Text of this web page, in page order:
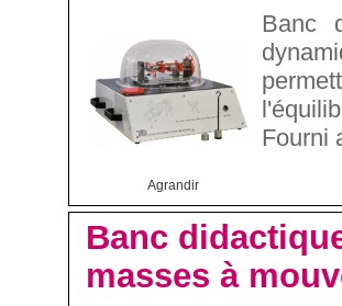
Agrandir
Banc
Fourni
Banc
masses à